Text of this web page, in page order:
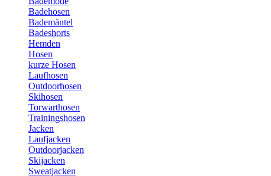
Badehosen
Bademäntel
Badeshorts
Hemden
Hosen
kurze Hosen
Laufhosen
Outdoorhosen
Skihosen
Torwarthosen
Trainingshosen
Jacken
Laufjacken
Outdoorjacken
Skijacken
Sweatjacken